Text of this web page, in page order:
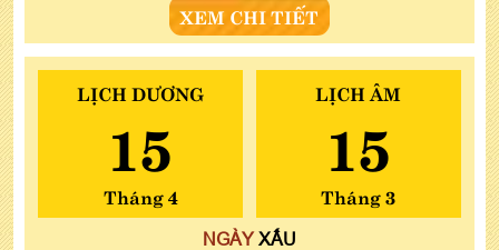
XEM CHI TIẾT
LỊCH DƯƠNG
15
Tháng 4
LỊCH ÂM
15
Tháng 3
NGÀYXẤU